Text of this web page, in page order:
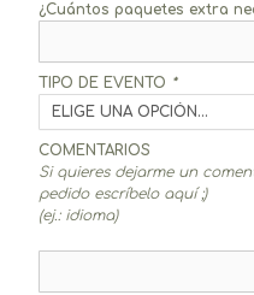
¿Cuántos paquetes extra
TIPO DE EVENTO *
COMENTARIOS
Si quieres dejarme un
pedido escríbelo aquí ;)
(ej.: idioma)